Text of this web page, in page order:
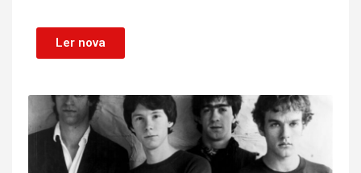
Ler nova